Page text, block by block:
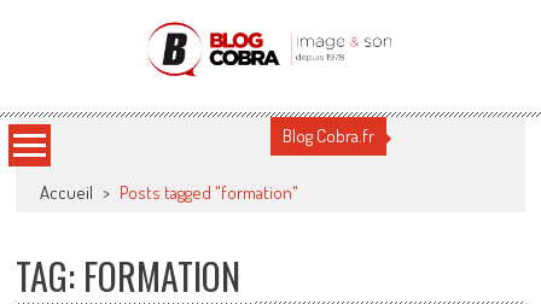
Blog Cobra
Blog Cobra.fr
Accueil > Posts tagged "formation"
TAG: FORMATION